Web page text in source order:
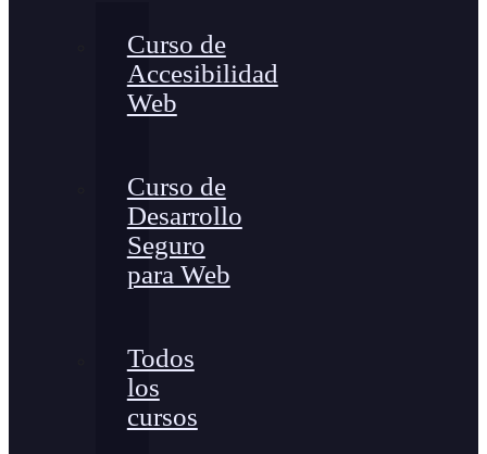
Curso de
Accesibilidad
Web
Curso de
Desarrollo
Seguro
para Web
Todos
los
cursos